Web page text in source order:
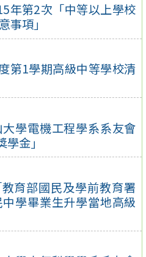
年第2次「中等以上學校
事項」
第1學期高級中等學校清
大學電機工程學系系友會
金」
教育部國民及學前教育署
學畢業生升學當地高級